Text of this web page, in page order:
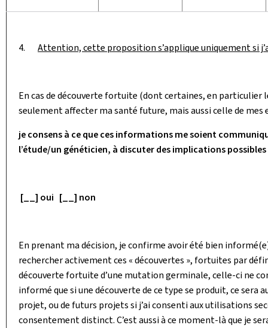
4. Attention, cette proposition s’applique uniquement si
En cas de découverte fortuite (dont certaines, en
seulement affecter ma santé future, mais aussi celle de
je consens à ce que ces informations me soient
l’étude/un généticien, à discuter des implications
[__] oui [__] non
En prenant ma décision, je confirme avoir été bien
rechercher activement ces « découvertes », fortuites par
découverte fortuite d’une mutation germinale, celle-ci ne
informé que si une découverte de ce type se produit, ce sera
projet, ou de futurs projets si j’ai consenti aux utilisations
consentement distinct. C’est aussi à ce moment-là que je